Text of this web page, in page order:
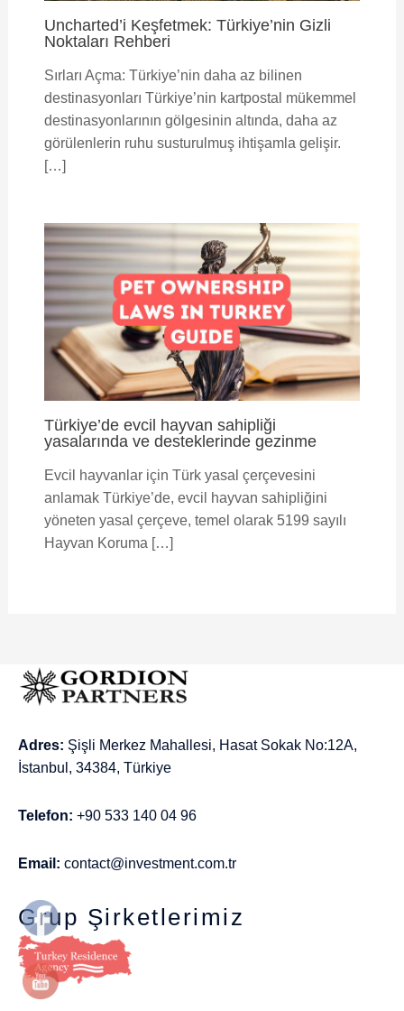
Uncharted’i Keşfetmek: Türkiye’nin Gizli
Noktaları Rehberi
Sırları Açma: Türkiye’nin daha az bilinen
destinasyonları Türkiye’nin kartpostal mükemmel
destinasyonlarının gölgesinin altında, daha az
görülenlerin ruhu susturulmuş ihtişamla gelişir.
[…]
Türkiye’de evcil hayvan sahipliği
yasalarında ve desteklerinde gezinme
Evcil hayvanlar için Türk yasal çerçevesini
anlamak Türkiye’de, evcil hayvan sahipliğini
yöneten yasal çerçeve, temel olarak 5199 sayılı
Hayvan Koruma […]
Adres: Şişli Merkez Mahallesi, Hasat Sokak No:12A,
İstanbul, 34384, Türkiye
Telefon: +90 533 140 04 96
Email: contact@investment.com.tr
Grup Şirketlerimiz